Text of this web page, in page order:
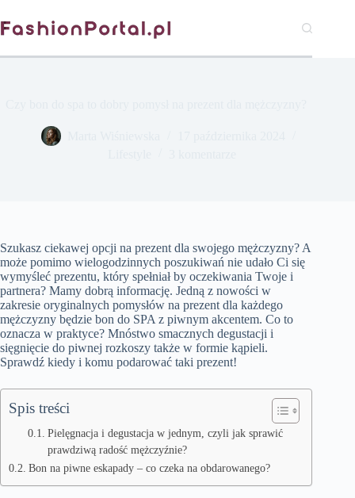
do
treści
Szukasz ciekawej opcji na prezent dla swojego mężczyzny? A
może pomimo wielogodzinnych poszukiwań nie udało Ci się
wymyśleć prezentu, który spełniał by oczekiwania Twoje i
partnera? Mamy dobrą informację. Jedną z nowości w
zakresie oryginalnych pomysłów na prezent dla każdego
mężczyzny będzie bon do SPA z piwnym akcentem. Co to
oznacza w praktyce? Mnóstwo smacznych degustacji i
sięgnięcie do piwnej rozkoszy także w formie kąpieli.
Sprawdź kiedy i komu podarować taki prezent!
Spis treści
Pielęgnacja i degustacja w jednym, czyli jak sprawić
prawdziwą radość mężczyźnie?
Bon na piwne eskapady – co czeka na obdarowanego?